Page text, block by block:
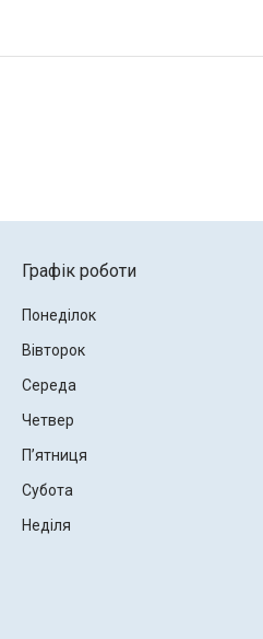
Графік роботи
Понеділок
Вівторок
Середа
Четвер
Пʼятниця
Субота
Неділя